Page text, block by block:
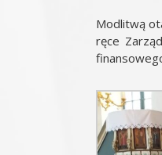
Modlitwą
ręce